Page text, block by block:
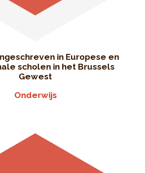
in Europese en
scholen in het Brussels
Gewest
Onderwijs